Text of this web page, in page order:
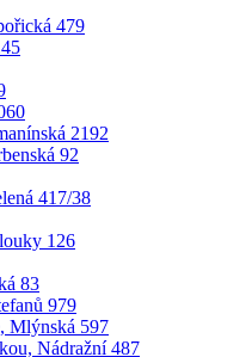
479
2192
92
417/38
126
83
979
Mlýnská 597
Nádražní 487